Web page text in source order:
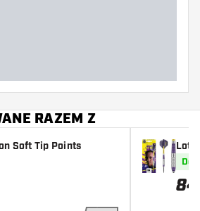
RAZEM Z
Soft Tip Points
w
84